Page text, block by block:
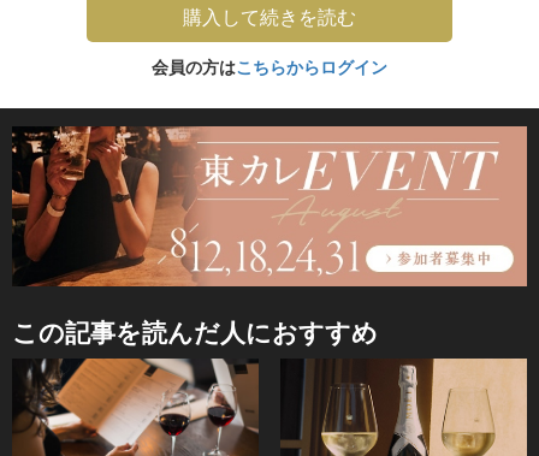
購入して続きを読む
会員の方はこちらからログイン
この記事を読んだ人におすすめ